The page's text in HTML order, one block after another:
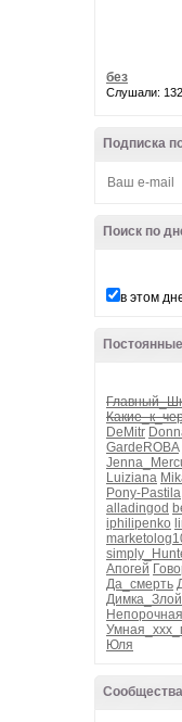
без
Слушали: 132
Подписка
Поиск по
в этом
DeMitr
GardeROBA
Luiziana
Pony-Pastila
alladingod
iphilipenko
Апогей
Да_смерть
Димка_Злой
Юля
Сообщества